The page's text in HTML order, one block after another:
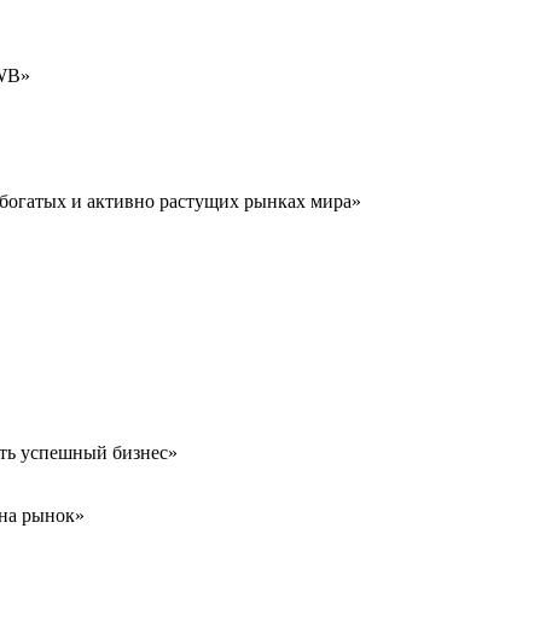
и активно растущих рынках мира»
успешный бизнес»
рынок»